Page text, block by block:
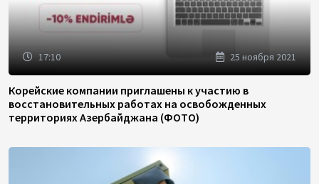
17:10 25 ноября 2021
Корейские компании приглашены к участию в
восстановительных работах на освобожденных
территориях Азербайджана (ФОТО)